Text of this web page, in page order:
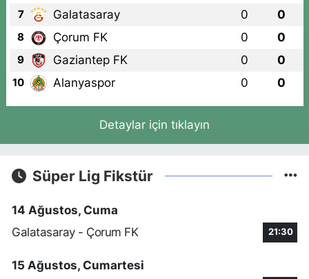
7 Galatasaray 0 0
8 Çorum FK 0 0
9 Gaziantep FK 0 0
10 Alanyaspor 0 0
Detaylar için tıklayın
Süper Lig Fikstür
14 Ağustos, Cuma
Galatasaray - Çorum FK
21:30
15 Ağustos, Cumartesi